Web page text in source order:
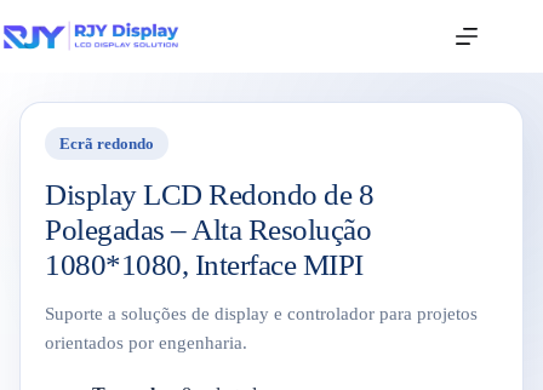
Ecrã redondo
Display LCD Redondo de 8
Polegadas – Alta Resolução
1080*1080, Interface MIPI
Suporte a soluções de display e controlador para projetos
orientados por engenharia.